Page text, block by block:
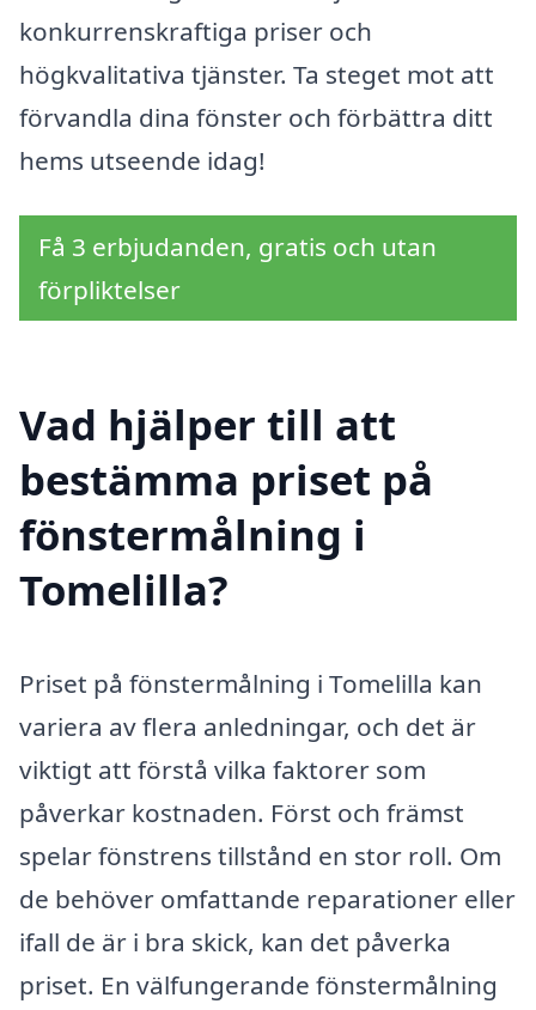
konkurrenskraftiga priser och
högkvalitativa tjänster. Ta steget mot att
förvandla dina fönster och förbättra ditt
hems utseende idag!
Få 3 erbjudanden, gratis och utan
förpliktelser
Vad hjälper till att
bestämma priset på
fönstermålning i
Tomelilla?
Priset på fönstermålning i Tomelilla kan
variera av flera anledningar, och det är
viktigt att förstå vilka faktorer som
påverkar kostnaden. Först och främst
spelar fönstrens tillstånd en stor roll. Om
de behöver omfattande reparationer eller
ifall de är i bra skick, kan det påverka
priset. En välfungerande fönstermålning